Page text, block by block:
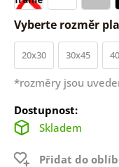
Vyberte rozměr
20x30 30x45
*rozměry jsou
Dostupnost:
Skladem
Přidat do